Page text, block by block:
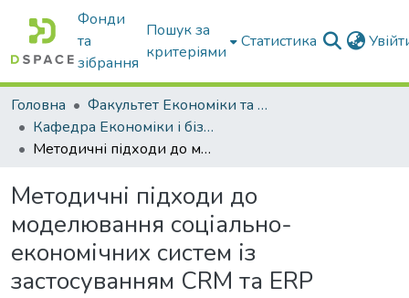
Фонди
та
зібрання
Пошук за
критеріями
Статистика
Головна
Факультет Економіки та бізнесу
Кафедра Економіки і бізнесу
Методичні підходи до моделювання соціально-економічних систем із застосуванням CRM та ERP
Методичні підходи до
моделювання соціально-
економічних систем із
застосуванням CRM та ERP